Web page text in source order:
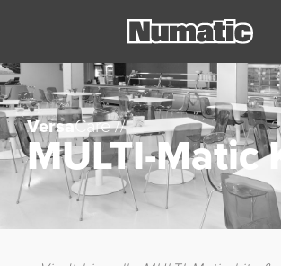
VersaCare //
MULTI-Matic